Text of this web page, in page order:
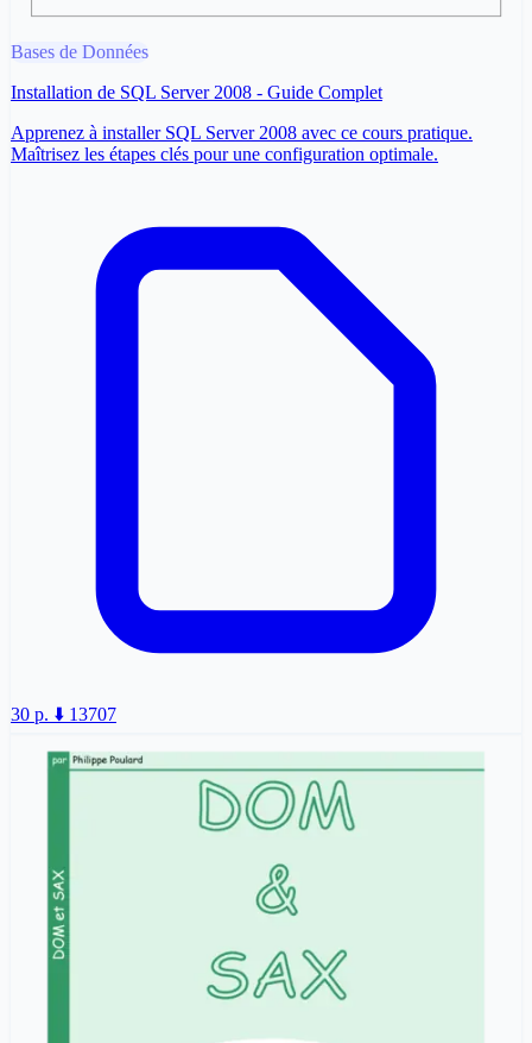
Bases de Données
Installation de SQL Server 2008 - Guide Complet
Apprenez à installer SQL Server 2008 avec ce cours pratique.
Maîtrisez les étapes clés pour une configuration optimale.
30 p. ⬇️ 13707